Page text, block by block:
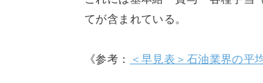
てが含まれている。
《参考： ＜早見表＞石油業界の平